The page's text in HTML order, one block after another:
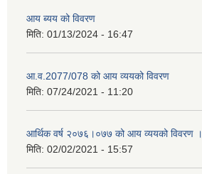
आय ब्यय को विवरण
मिति: 01/13/2024 - 16:47
आ.व.2077/078 को आय व्ययको विवरण
मिति: 07/24/2021 - 11:20
आर्थिक वर्ष २०७६।०७७ को आय व्ययको विवरण ।
मिति: 02/02/2021 - 15:57